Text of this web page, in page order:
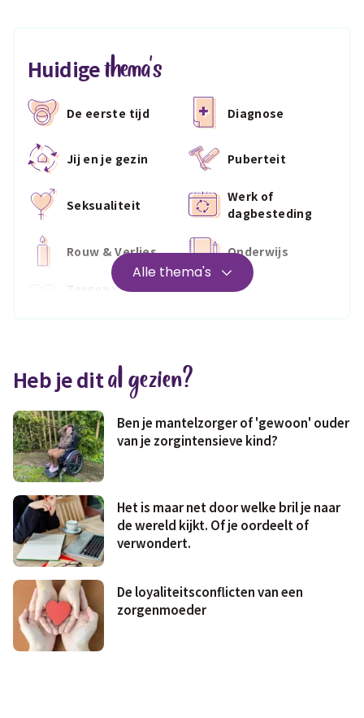
Huidigethema's
De eerste tijd Diagnose
Jij en je gezin Puberteit
Seksualiteit
Werk of
dagbesteding
Rouw & Verlies Onderwijs
Zorgen voor
Wonen
Geld & wetten
Alle thema's
Heb je dital gezien?
Ben je mantelzorger of 'gewoon' ouder
van je zorgintensieve kind?
Het is maar net door welke bril je naar
de wereld kijkt. Of je oordeelt of
verwondert.
De loyaliteitsconflicten van een
zorgenmoeder